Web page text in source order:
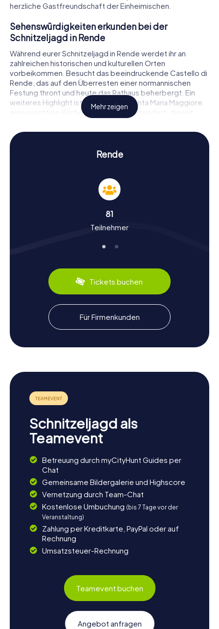
herzliche Gastfreundschaft der Einheimischen.
Sehenswürdigkeiten erkunden bei der
Schnitzeljagd in Rende
Während eurer Schnitzeljagd in Rende werdet ihr an
zahlreichen historischen und kulturellen Orten
vorbeikommen. Besucht das beeindruckende Castello di
Rende, das auf den Überresten einer normannischen
Festung thront und heute das Rathaus beherbergt. Ein
weiteres Highlight ist die Chiesa di Santa Maria Maggiore,
eine prächtige Kirche aus dem 16. Jahrhundert, die mit
Chiesa della Madonna del Rosario aus dem 17. Jahrhundert
lädt dazu ein, ihre Schönheit zu entdecken. Bei jeder
dieser Sehenswürdigkeiten warten spannende Rätsel
darauf, von euch gelöst zu werden, um die Schnitzeljagd
Geschichte und Kultur erleben bei der
Schnitzeljagd in Rende
Die myCityHunt Schnitzeljagden in Rende sind nicht nur ein
Abenteuer, sondern auch eine Reise durch die reiche
Jahrhundert v. Chr. gegründet, hat Rende eine bewegte
die im 11. Jahrhundert das Castello errichteten. Während
der Schnitzeljagd erfahrt ihr mehr über diese
faszinierende Geschichte und entdeckt interessante
Fakten, wie die Bedeutung der Universität der Calabria im
Ortsteil Arcavacata. Auch die kulinarischen Spezialitäten,
wie die lokalen Weine und traditionellen Gerichte, sind Teil
der kulturellen Entdeckungen, die euch erwarten.
Nach der Schnitzeljagd in Rende die Umgebung
Nach eurer Schnitzeljagd in Rende bietet es sich an, die
Umgebung weiter zu erkunden. Die Nähe zu Cosenza,
einer weiteren historischen Stadt, ermöglicht es euch,
eure Entdeckungsreise fortzusetzen. Besucht das MAON
künstlerische Geschichte der Region zu erfahren. Wenn
ihr euch nach eurer Schnitzeljagd entspannen möchtet,
bieten die umliegenden Hügel und das milde Klima den
oder ein Picknick mit lokalen Delikatessen. Rende ist nicht
nur ein Ort voller Geschichte, sondern auch ein Tor zu den
vielen Schätzen Kalabriens.
Mehr zeigen
Rende
81
Teilnehmer
Tickets buchen
Für Firmenkunden
Schnitzeljagd als
Teamevent
Betreuung durch myCityHunt Guides per
Chat
Gemeinsame Bildergalerie und Highscore
Vernetzung durch Team-Chat
Kostenlose Umbuchung (bis 7 Tage vor der
Veranstaltung)
Zahlung per Kreditkarte, PayPal oder auf
Rechnung
Umsatzsteuer-Rechnung
Teamevent buchen
Angebot anfragen